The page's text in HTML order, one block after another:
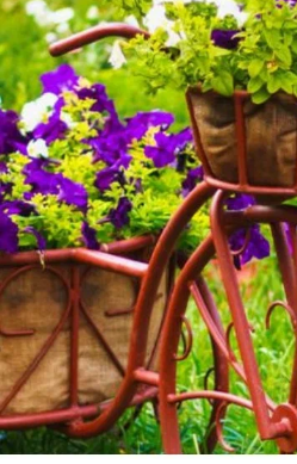
паразитов.
Ответить ✿
orest ЭКСПЕРТ
Василий Кострома 2
Растения после себя
угнетающие другие
разрушаются. Если в почве
черной ножки там нет.
там, где есть его любимая
цитрусовые. А так инфекции
заводить. Вся инфекция и
кормовую базу — на